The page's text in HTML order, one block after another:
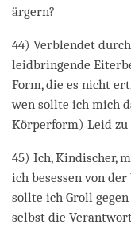
ärgern?
44) Verblendet
leidbringende
Form, die es nicht
wen sollte ich mich
Körperform) Leid zu
45) Ich, Kindischer,
ich besessen von
sollte ich Groll
selbst die